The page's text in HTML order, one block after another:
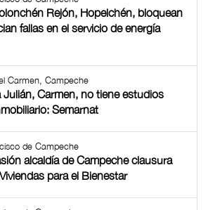
Rejón, Hopelchén, bloquean
fallas en el servicio de energía
Carmen, Campeche
Julián, Carmen, no tiene estudios
Semarnat
de Campeche
alcaldía de Campeche clausura
para el Bienestar